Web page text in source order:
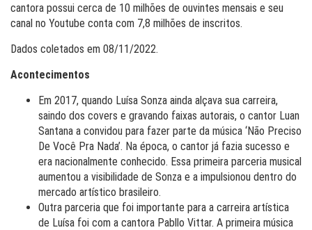
cantora possui cerca de 10 milhões de ouvintes mensais e seu
canal no Youtube conta com 7,8 milhões de inscritos.
Dados coletados em 08/11/2022.
Acontecimentos
Em 2017, quando Luísa Sonza ainda alçava sua carreira,
saindo dos covers e gravando faixas autorais, o cantor Luan
Santana a convidou para fazer parte da música ‘Não Preciso
De Você Pra Nada’. Na época, o cantor já fazia sucesso e
era nacionalmente conhecido. Essa primeira parceria musical
aumentou a visibilidade de Sonza e a impulsionou dentro do
mercado artístico brasileiro.
Outra parceria que foi importante para a carreira artística
de Luísa foi com a cantora Pabllo Vittar. A primeira música